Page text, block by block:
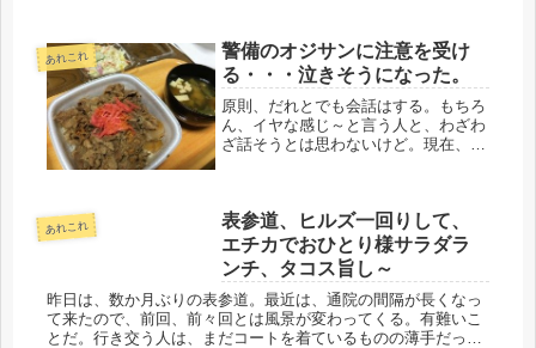
と思います。今年１年、拙いブログに
お付き合い頂き、ありがとうございま
し...
あれこれ
警備のオジサンに注意を受け
る・・・泣きそうになった。
原則、だれとでも会話はする。もちろ
ん、イヤな感じ～と言う人と、わざわ
ざ話そうとは思わないけど。現在、勤
で、いくつもの関門がある。手荷物も
全て...
あれこれ
表参道、ヒルズ一回りして、
エチカでおひとり様サラダラ
ンチ、タコス旨し～
昨日は、数か月ぶりの表参道。最近は、通院の間隔が長くなっ
て来たので、前回、前々回とは風景が変わってくる。有難いこ
とだ。行き交う人は、まだコートを着ているものの薄手だった